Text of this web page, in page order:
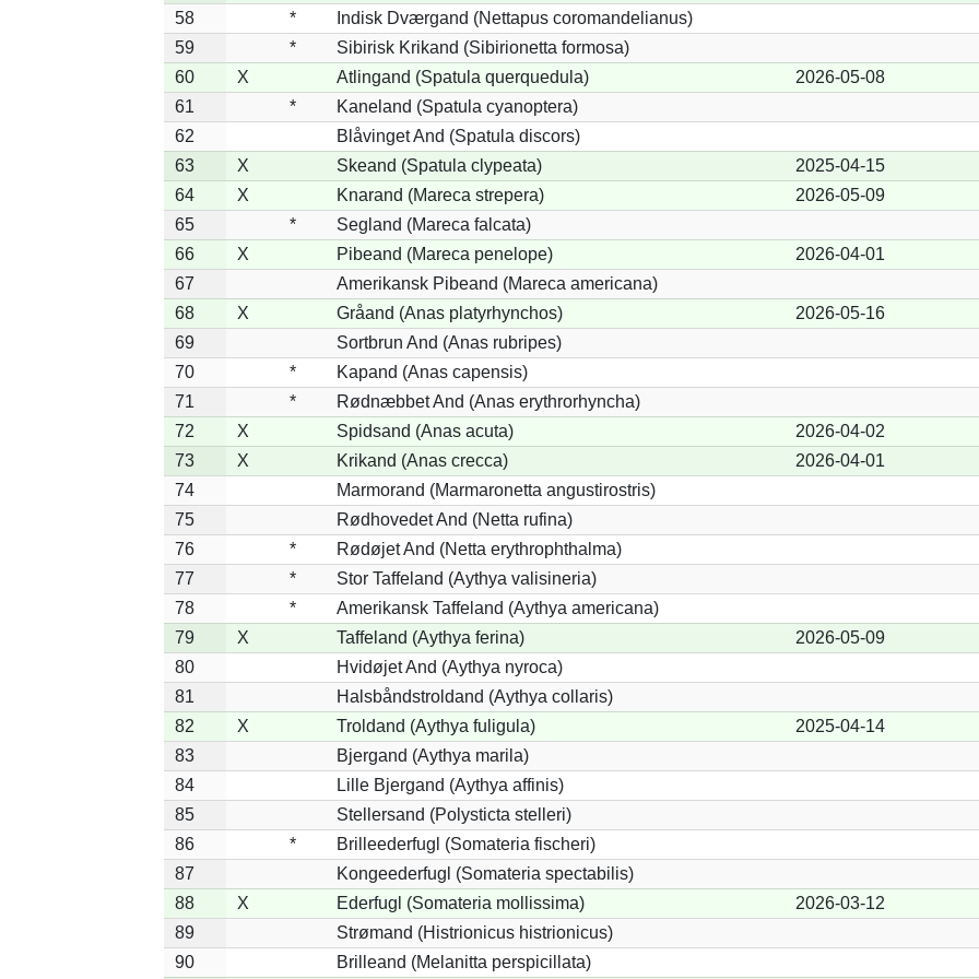
58 *
Indisk Dværgand (Nettapus coromandelianus)
59
*
Sibirisk Krikand (Sibirionetta formosa)
60
X Atlingand (Spatula querquedula)
2026-05-08
61
*
Kaneland (Spatula cyanoptera)
62
Blåvinget And (Spatula discors)
63
X Skeand (Spatula clypeata)
2025-04-15
64
X Knarand (Mareca strepera)
2026-05-09
65
*
Segland (Mareca falcata)
66
X Pibeand (Mareca penelope)
2026-04-01
67
Amerikansk Pibeand (Mareca americana)
68
X Gråand (Anas platyrhynchos)
2026-05-16
69
Sortbrun And (Anas rubripes)
70
*
Kapand (Anas capensis)
71
*
Rødnæbbet And (Anas erythrorhyncha)
72
X Spidsand (Anas acuta)
2026-04-02
73
X Krikand (Anas crecca)
2026-04-01
74
Marmorand (Marmaronetta angustirostris)
75
Rødhovedet And (Netta rufina)
76
*
Rødøjet And (Netta erythrophthalma)
77
*
Stor Taffeland (Aythya valisineria)
78
*
Amerikansk Taffeland (Aythya americana)
79
X Taffeland (Aythya ferina)
2026-05-09
80
Hvidøjet And (Aythya nyroca)
81
Halsbåndstroldand (Aythya collaris)
82
X Troldand (Aythya fuligula)
2025-04-14
83
Bjergand (Aythya marila)
84
Lille Bjergand (Aythya affinis)
85
Stellersand (Polysticta stelleri)
86
*
Brilleederfugl (Somateria fischeri)
87
Kongeederfugl (Somateria spectabilis)
88
X Ederfugl (Somateria mollissima)
2026-03-12
89
Strømand (Histrionicus histrionicus)
90
Brilleand (Melanitta perspicillata)